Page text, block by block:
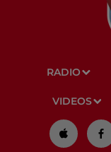
RADIO
VIDEOS